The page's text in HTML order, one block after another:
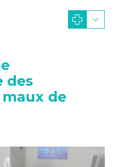
des
de